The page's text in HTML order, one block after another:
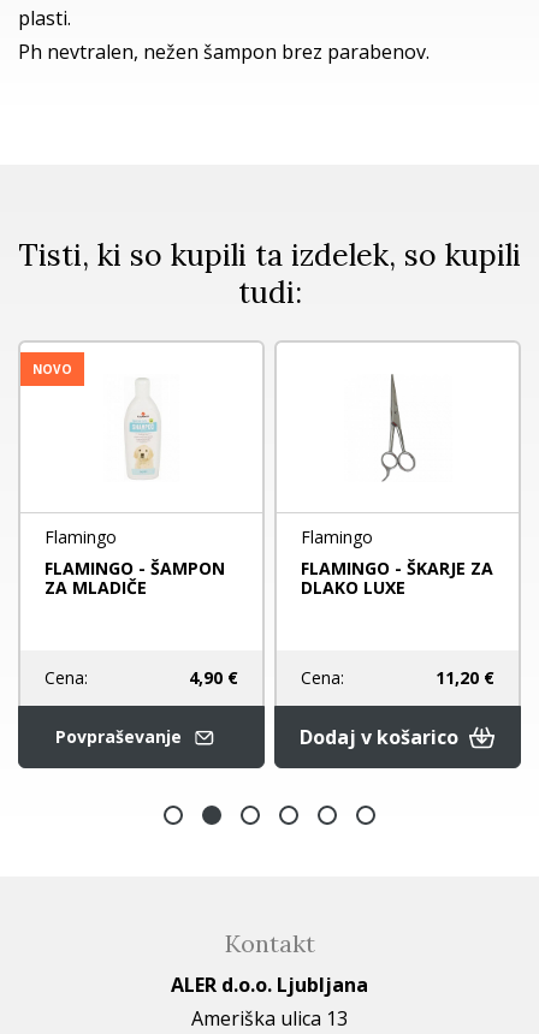
plasti.
Ph nevtralen, nežen šampon brez parabenov.
Tisti, ki so kupili ta izdelek, so kupili
tudi:
NOVO
Flamingo
FLAMINGO - ŠAMPON
ZA MLADIČE
Cena: 4,90 €
Povpraševanje
Flamingo
FLAMINGO - ŠKARJE ZA
DLAKO LUXE
Cena: 11,20 €
Dodaj v košarico
Kontakt
ALER d.o.o. Ljubljana
Ameriška ulica 13